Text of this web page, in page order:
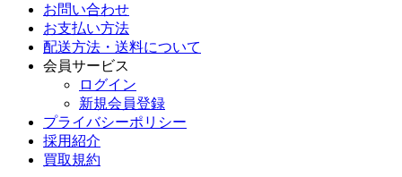
お問い合わせ
お支払い方法
配送方法・送料について
会員サービス
ログイン
新規会員登録
プライバシーポリシー
採用紹介
買取規約